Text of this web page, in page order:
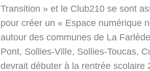
Transition » et le Club210 se sont
pour créer un « Espace numérique
autour des communes de La
Pont, Sollies-Ville, Sollies-Toucas,
devrait débuter à la rentrée scolaire